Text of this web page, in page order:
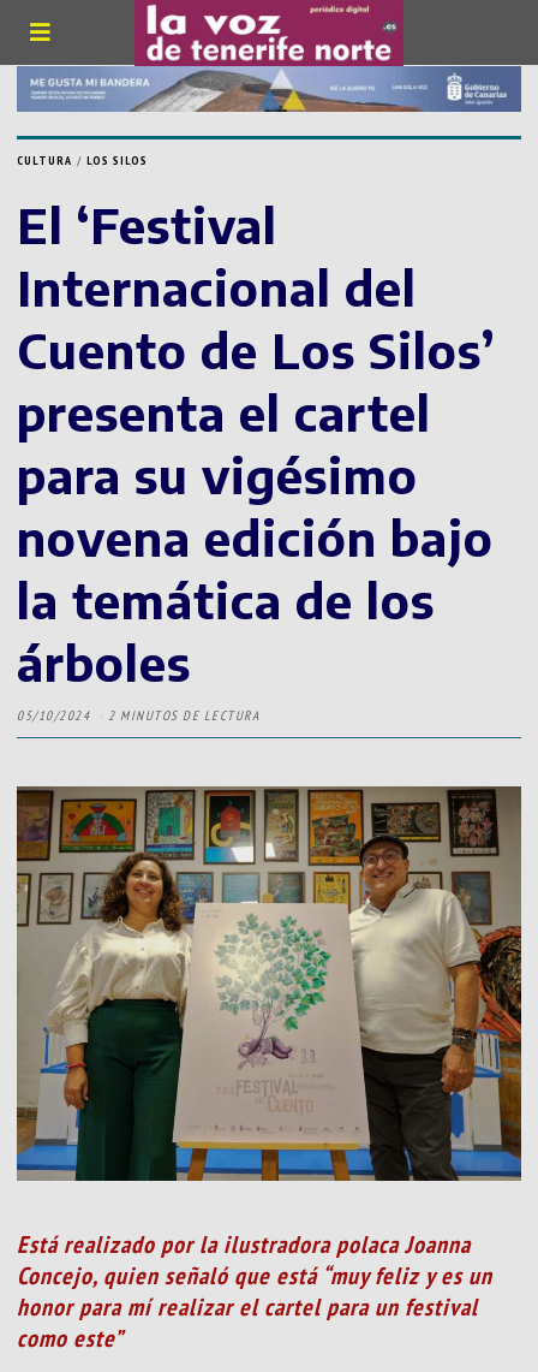
CULTURA / LOS SILOS
El ‘Festival
Internacional del
Cuento de Los Silos’
presenta el cartel
para su vigésimo
novena edición bajo
la temática de los
árboles
05/10/2024 2 MINUTOS DE LECTURA
Está realizado por la ilustradora polaca Joanna
Concejo, quien señaló que está “muy feliz y es un
honor para mí realizar el cartel para un festival
como este”